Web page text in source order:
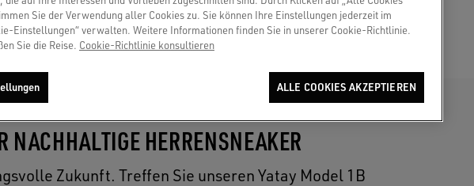
NACHHALTIGE HERRENSNEAKER
Zukunft. Treffen Sie unseren Yatay Model 1B
Sie der Verwendung aller Cookies zu. Sie können Ihre Einstellungen jederzeit im
Einstellungen“ verwalten. Weitere Informationen finden Sie in unserer Cookie-Richtlinie.
Sie die Reise. Cookie-Richtlinie konsultieren
ALLE COOKIES AKZEPTIEREN